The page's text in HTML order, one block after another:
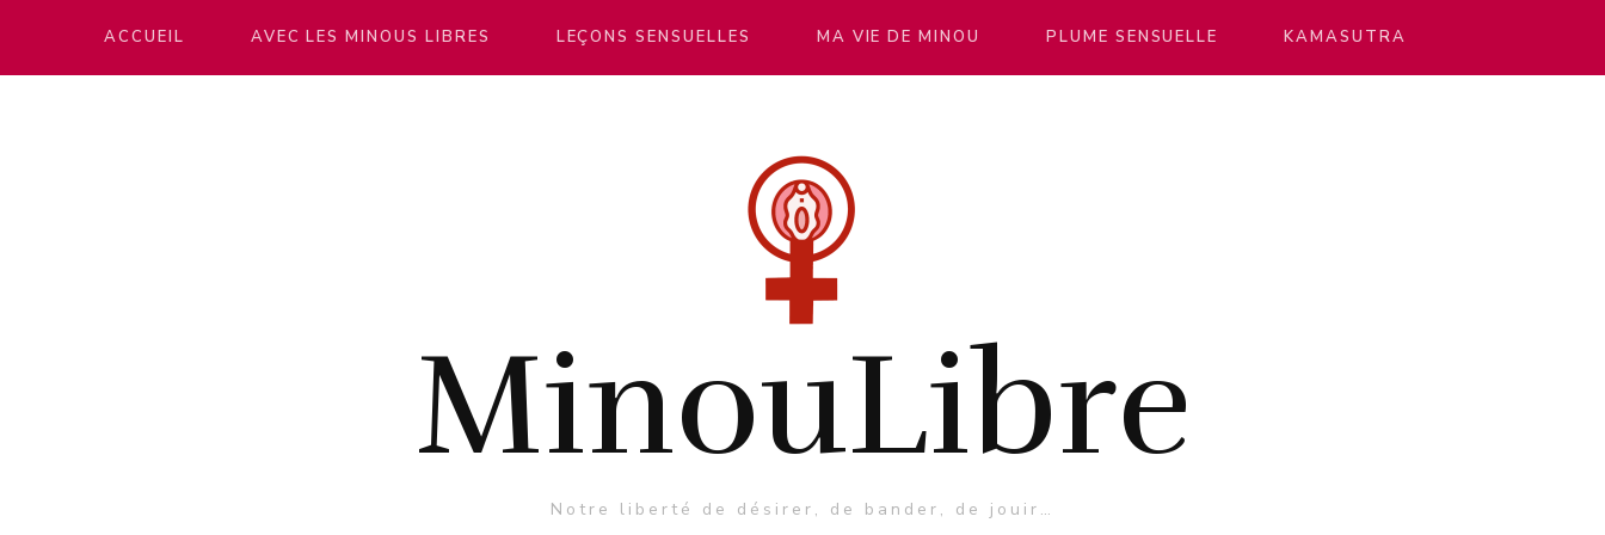
ACCUEIL AVEC LES MINOUS LIBRES LEÇONS SENSUELLES MA VIE DE MINOU PLUME SENSUELLE KAMASUTRA
MinouLibre
Notre liberté de désirer, de bander, de jouir…